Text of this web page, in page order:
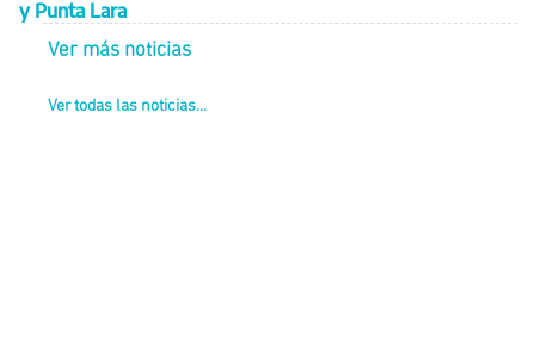
y Punta Lara
Ver más noticias
Ver todas las noticias...